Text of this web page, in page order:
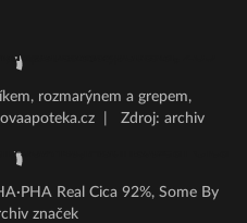
rozmarýnem a grepem,
Zdroj: archiv
Real Cica 92%, Some By
značek